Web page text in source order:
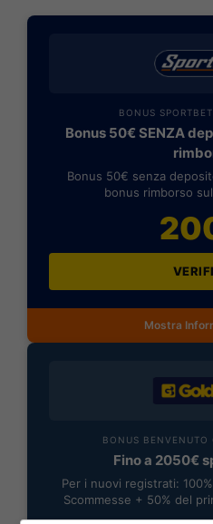
BONUS
Bonus 50€ SENZA
Bonus 50€ senza
bonus rimborso
Mostra
BONUS
Fino a 2050€
Per i nuovi registrati:
Scommesse + 50% del